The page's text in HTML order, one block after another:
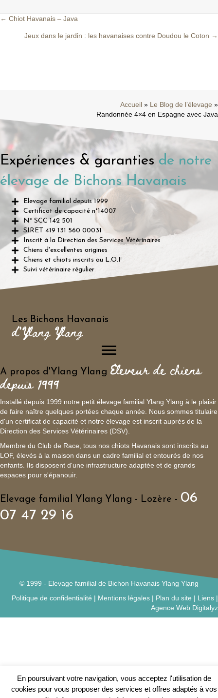
Posts
navigation
← Chiot Havanais – Java
Jeux dans le jardin : les havanaises contre Doudou le Coton →
Accueil » Le Blog de l’élevage »
Randonnée 4×4 en Espagne avec Java
Expériences & garanties de notre
élevage de Bichons Havanais
Elevage familial depuis 1999
Certificat de capacité n°14007
N° SCC 142 501
SIRET 419 131 560 00031
Inscrit à la Direction des Services Vétérinaires
Chiens d'excellentes origines
Chiens et chiots inscrits au L.O.F
Suivi vétérinaire régulier
Les Bichons Havanais
d'Ylang Ylang
A propos d'Ylang Ylang Eleveur de chiens
depuis 1999
Installé depuis 1999 notre petit élevage familial Ylang Ylang à le plaisir
de faire naître quelques portées chaque année. Nous sommes titulaire
d'un certificat de capacité et notre élevage est inscrit auprès de la
Direction des Services Vétérinaires (DSV).
Membre du Club de Race, tous nos chiots Havanais sont inscrits au
LOF, élevés à la maison dans un cadre familial et entourés de nos
enfants. Ils disposent d'une infrastructure adaptée et de grands
espaces pour s'épanouir.
Elevage familial Ylang Ylang - Lozère - 06
07 47 29 16
© 1999 - Elevage familial de Bichon Havanais Ylang Ylang
Politique de confidentialité | Mentions légales | Plan du site | Liens |
Agence Web Digitalyz
En poursuivant votre navigation, vous acceptez l'utilisation de
cookies pour vous proposer des services et offres adaptés à vos